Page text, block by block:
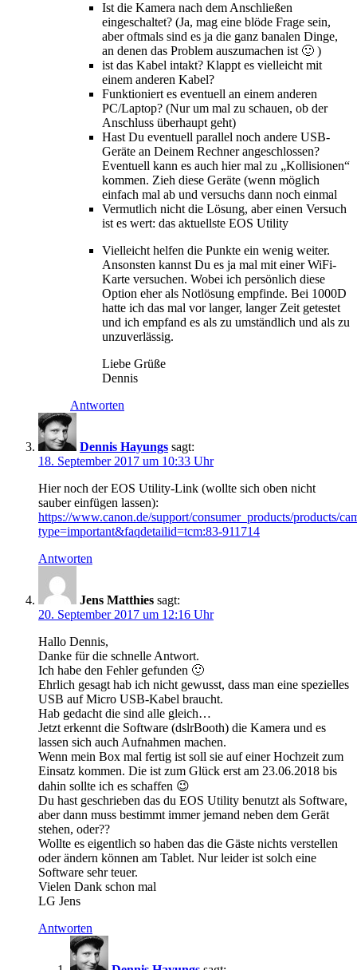
Ist die Kamera nach dem Anschließen
eingeschaltet? (Ja, mag eine blöde Frage sein,
aber oftmals sind es ja die ganz banalen Dinge,
an denen das Problem auszumachen ist 🙂 )
ist das Kabel intakt? Klappt es vielleicht mit
einem anderen Kabel?
Funktioniert es eventuell an einem anderen
PC/Laptop? (Nur um mal zu schauen, ob der
Anschluss überhaupt geht)
Hast Du eventuell parallel noch andere USB-
Geräte an Deinem Rechner angeschlossen?
Eventuell kann es auch hier mal zu „Kollisionen“
kommen. Zieh diese Geräte (wenn möglich
einfach mal ab und versuchs dann noch einmal
Vermutlich nicht die Lösung, aber einen Versuch
ist es wert: das aktuellste EOS Utility
Vielleicht helfen die Punkte ein wenig weiter.
Ansonsten kannst Du es ja mal mit einer WiFi-
Karte versuchen. Wobei ich persönlich diese
Option eher als Notlösung empfinde. Bei 1000D
hatte ich das mal vor langer, langer Zeit getestet
und ich empfand es als zu umständlich und als zu
unzuverlässig.
Liebe Grüße
Dennis
Antworten
Dennis Hayungs sagt:
18. September 2017 um 10:33 Uhr
Hier noch der EOS Utility-Link (wollte sich oben nicht
sauber einfügen lassen):
https://www.canon.de/support/consumer_products/products/
type=important&faqdetailid=tcm:83-911714
Antworten
Jens Matthies sagt:
20. September 2017 um 12:16 Uhr
Hallo Dennis,
Danke für die schnelle Antwort.
Ich habe den Fehler gefunden 🙂
Ehrlich gesagt hab ich nicht gewusst, dass man eine spezielles
USB auf Micro USB-Kabel braucht.
Hab gedacht die sind alle gleich…
Jetzt erkennt die Software (dslrBooth) die Kamera und es
lassen sich auch Aufnahmen machen.
Wenn mein Box mal fertig ist soll sie auf einer Hochzeit zum
Einsatz kommen. Die ist zum Glück erst am 23.06.2018 bis
dahin sollte ich es schaffen 😉
Du hast geschrieben das du EOS Utility benutzt als Software,
aber dann muss bestimmt immer jemand neben dem Gerät
stehen, oder??
Wollte es eigentlich so haben das die Gäste nichts verstellen
oder ändern können am Tablet. Nur leider ist solch eine
Software sehr teuer.
Vielen Dank schon mal
LG Jens
Antworten